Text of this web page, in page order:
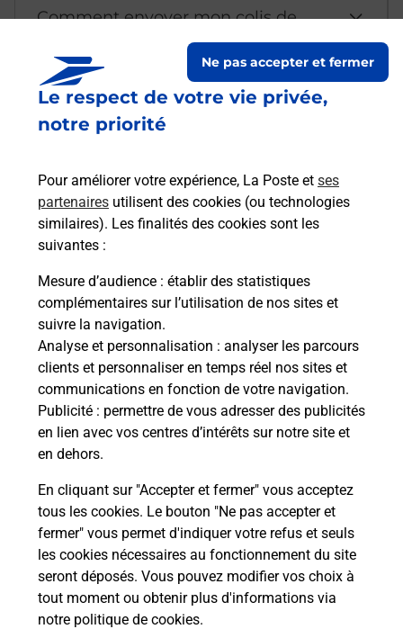
Le respect de votre vie privée,
notre priorité
Pour améliorer votre expérience, La Poste et ses
partenaires utilisent des cookies (ou technologies
similaires). Les finalités des cookies sont les
suivantes :
Mesure d’audience : établir des statistiques
complémentaires sur l’utilisation de nos sites et
suivre la navigation.
Analyse et personnalisation : analyser les parcours
clients et personnaliser en temps réel nos sites et
communications en fonction de votre navigation.
Publicité : permettre de vous adresser des publicités
en lien avec vos centres d’intérêts sur notre site et
en dehors.
En cliquant sur "Accepter et fermer" vous acceptez
tous les cookies. Le bouton "Ne pas accepter et
fermer" vous permet d'indiquer votre refus et seuls
les cookies nécessaires au fonctionnement du site
seront déposés. Vous pouvez modifier vos choix à
tout moment ou obtenir plus d'informations via
notre politique de cookies.
Ne pas accepter et fermer
Comment envoyer mon colis de
Est-il possible d’acheter un
emballage directement depuis un
Comment demander une
modification de livraison ?
Comment La Poste participe-t-elle
à votre sécurité au quotidien ?
Puis-je passer mon code de la route
avec La Poste et sous quelles
conditions ?
Localiser Liste Martinique LE LORRAIN